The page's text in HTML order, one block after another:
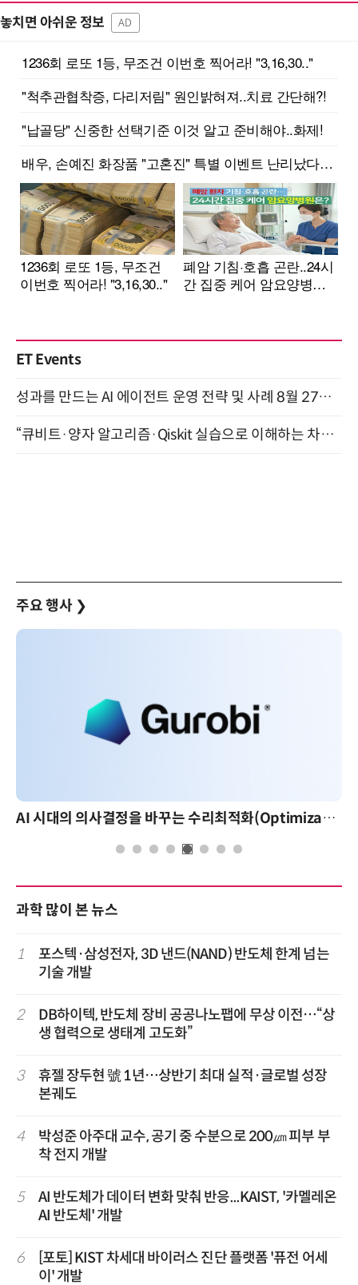
놓치면 아쉬운 정보 AD
ET Events
성과를 만드는 AI 에이전트 운영 전략 및 사례 8월 27일 개최
“큐비트·양자 알고리즘·Qiskit 실습으로 이해하는 차세대 컴퓨팅” (8/28)
주요 행사 ❯
AI 시대의 의사결정을 바꾸는 수리최적화(Optimization): 실제 산업 적용 사례와 활용 전략
과학 많이 본 뉴스
1
포스텍·삼성전자, 3D 낸드(NAND) 반도체 한계 넘는
기술 개발
2
DB하이텍, 반도체 장비 공공나노팹에 무상 이전…“상
생 협력으로 생태계 고도화”
3
휴젤 장두현 號 1년…상반기 최대 실적·글로벌 성장
본궤도
4
박성준 아주대 교수, 공기 중 수분으로 200㎛ 피부 부
착 전지 개발
5
AI 반도체가 데이터 변화 맞춰 반응...KAIST, '카멜레온
AI 반도체' 개발
6
[포토] KIST 차세대 바이러스 진단 플랫폼 '퓨전 어세
이' 개발